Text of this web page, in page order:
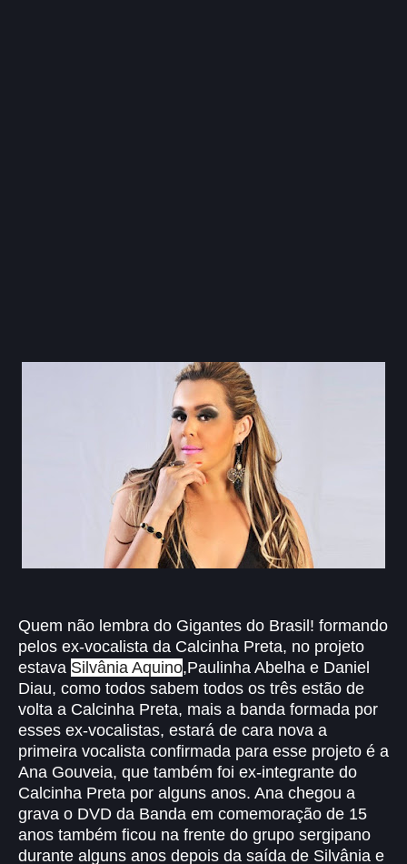
Quem não lembra do Gigantes do Brasil! formando
pelos ex-vocalista da Calcinha Preta, no projeto
estava Silvânia Aquino,Paulinha Abelha e Daniel
Diau, como todos sabem todos os três estão de
volta a Calcinha Preta, mais a banda formada por
esses ex-vocalistas, estará de cara nova a
primeira vocalista confirmada para esse projeto é a
Ana Gouveia, que também foi ex-integrante do
Calcinha Preta por alguns anos. Ana chegou a
grava o DVD da Banda em comemoração de 15
anos também ficou na frente do grupo sergipano
durante alguns anos depois da saída de Silvânia e